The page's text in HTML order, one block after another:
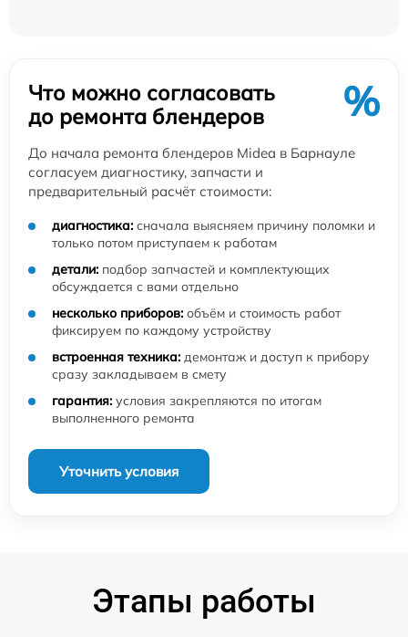
Что можно согласовать
до ремонта блендеров
%
До начала ремонта блендеров Midea в Барнауле
согласуем диагностику, запчасти и
предварительный расчёт стоимости:
диагностика: сначала выясняем причину поломки и
только потом приступаем к работам
детали: подбор запчастей и комплектующих
обсуждается с вами отдельно
несколько приборов: объём и стоимость работ
фиксируем по каждому устройству
встроенная техника: демонтаж и доступ к прибору
сразу закладываем в смету
гарантия: условия закрепляются по итогам
выполненного ремонта
Уточнить условия
Этапы работы